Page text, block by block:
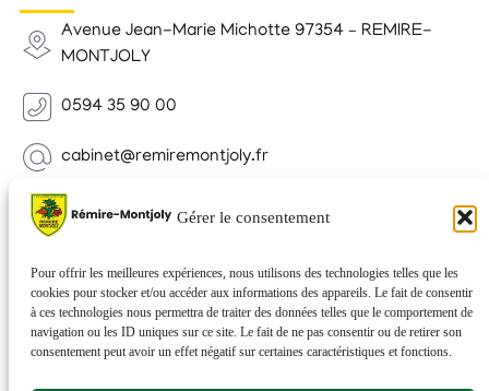
Gérer le consentement
Pour offrir les meilleures expériences, nous utilisons des technologies telles que les
cookies pour stocker et/ou accéder aux informations des appareils. Le fait de consentir
à ces technologies nous permettra de traiter des données telles que le comportement de
navigation ou les ID uniques sur ce site. Le fait de ne pas consentir ou de retirer son
consentement peut avoir un effet négatif sur certaines caractéristiques et fonctions.
Avenue Jean-Marie Michotte 97354 – REMIRE-
MONTJOLY
0594 35 90 00
cabinet@remiremontjoly.fr
Newsletter
nouvelles de votre commune.